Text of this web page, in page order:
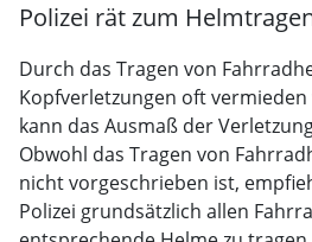
Polizei rät zum
Durch das Tragen von
Kopfverletzungen oft
kann das Ausmaß der
Obwohl das Tragen von
nicht vorgeschrieben ist,
Polizei grundsätzlich allen